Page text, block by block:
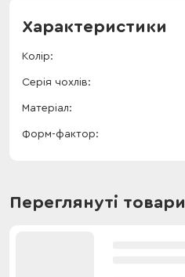
Характеристики
Колір
Серія чохлів
Матеріал
Форм-фактор
Переглянуті товари